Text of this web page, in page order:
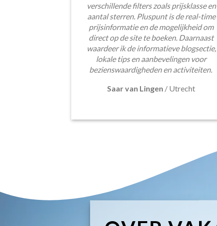
verschillende filters zoals prijsklasse en
aantal sterren. Pluspunt is de real-time
prijsinformatie en de mogelijkheid om
direct op de site te boeken. Daarnaast
waardeer ik de informatieve blogsectie,
lokale tips en aanbevelingen voor
bezienswaardigheden en activiteiten.
Saar van Lingen / Utrecht